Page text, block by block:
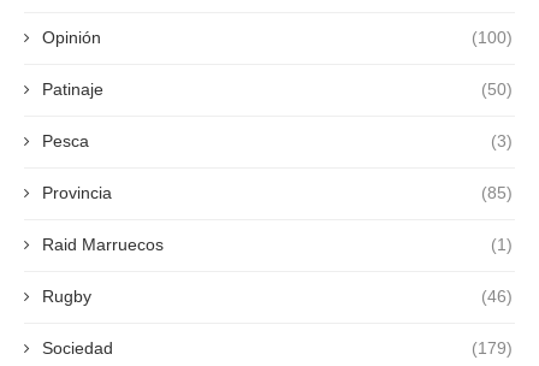
Opinión (100)
Patinaje (50)
Pesca (3)
Provincia (85)
Raid Marruecos (1)
Rugby (46)
Sociedad (179)